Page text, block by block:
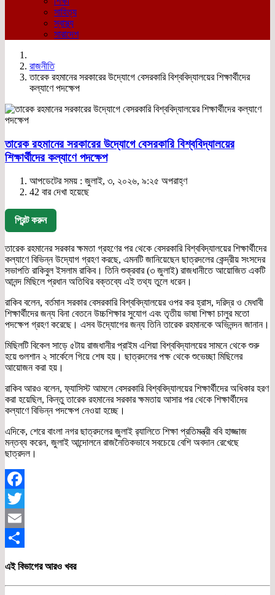
সাহিত্য
স্বাস্থ্য
সারাদেশ
রাজনীতি
তারেক রহমানের সরকারের উদ্যোগে বেসরকারি বিশ্ববিদ্যালয়ের শিক্ষার্থীদের
কল্যাণে পদক্ষেপ
তারেক রহমানের সরকারের উদ্যোগে বেসরকারি বিশ্ববিদ্যালয়ের
শিক্ষার্থীদের কল্যাণে পদক্ষেপ
আপডেটের সময় : জুলাই, ৩, ২০২৬, ৯:২৫ অপরাহ্ণ
42 বার দেখা হয়েছে
প্রিন্ট করুন
তারেক রহমানের সরকার ক্ষমতা গ্রহণের পর থেকে বেসরকারি বিশ্ববিদ্যালয়ের শিক্ষার্থীদের
কল্যাণে বিভিন্ন উদ্যোগ গ্রহণ করছে, এমনটি জানিয়েছেন ছাত্রদলের কেন্দ্রীয় সংসদের
সভাপতি রাকিবুল ইসলাম রাকিব। তিনি শুক্রবার (৩ জুলাই) রাজধানীতে আয়োজিত একটি
আনন্দ মিছিলে প্রধান অতিথির বক্তব্যে এই তথ্য তুলে ধরেন।
রাকিব বলেন, বর্তমান সরকার বেসরকারি বিশ্ববিদ্যালয়ের ওপর কর হ্রাস, দরিদ্র ও মেধাবী
শিক্ষার্থীদের জন্য বিনা বেতনে উচ্চশিক্ষার সুযোগ এবং তৃতীয় ভাষা শিক্ষা চালুর মতো
পদক্ষেপ গ্রহণ করেছে। এসব উদ্যোগের জন্য তিনি তারেক রহমানকে অভিনন্দন জানান।
মিছিলটি বিকেল সাড়ে ৫টায় রাজধানীর প্রাইম এশিয়া বিশ্ববিদ্যালয়ের সামনে থেকে শুরু
হয়ে গুলশান ২ সার্কেলে গিয়ে শেষ হয়। ছাত্রদলের পক্ষ থেকে শুভেচ্ছা মিছিলের
আয়োজন করা হয়।
রাকিব আরও বলেন, ফ্যাসিস্ট আমলে বেসরকারি বিশ্ববিদ্যালয়ের শিক্ষার্থীদের অধিকার হরণ
করা হয়েছিল, কিন্তু তারেক রহমানের সরকার ক্ষমতায় আসার পর থেকে শিক্ষার্থীদের
কল্যাণে বিভিন্ন পদক্ষেপ নেওয়া হচ্ছে।
এদিকে, শেরে বাংলা নগর ছাত্রদলের জুলাই র‍্যালিতে শিক্ষা প্রতিমন্ত্রী ববি হাজ্জাজ
মন্তব্য করেন, জুলাই আন্দোলনে রাজনৈতিকভাবে সবচেয়ে বেশি অবদান রেখেছে
ছাত্রদল।
Facebook
Twitter
Email
এই বিভাগের আরও খবর